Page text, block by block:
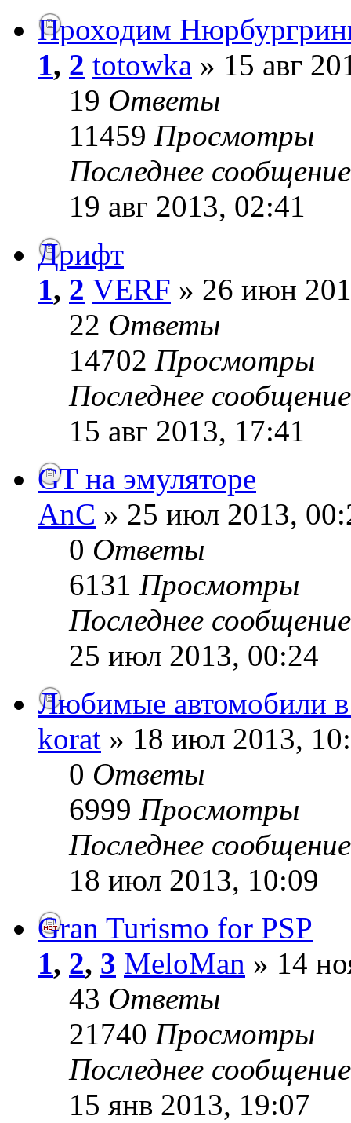
Проходим
1, 2 totowka » 15 авг
19 Ответы
11459 Просмотры
Последнее
19 авг 2013, 02:41
Дрифт
1, 2 VERF » 26 июн
22 Ответы
14702 Просмотры
Последнее
15 авг 2013, 17:41
GT на эмуляторе
AnC » 25 июл 2013,
0 Ответы
6131 Просмотры
Последнее
25 июл 2013, 00:24
Любимые автомобили в
korat » 18 июл 2013,
0 Ответы
6999 Просмотры
Последнее
18 июл 2013, 10:09
Gran Turismo for PSP
1, 2, 3 MeloMan » 14
43 Ответы
21740 Просмотры
Последнее
15 янв 2013, 19:07